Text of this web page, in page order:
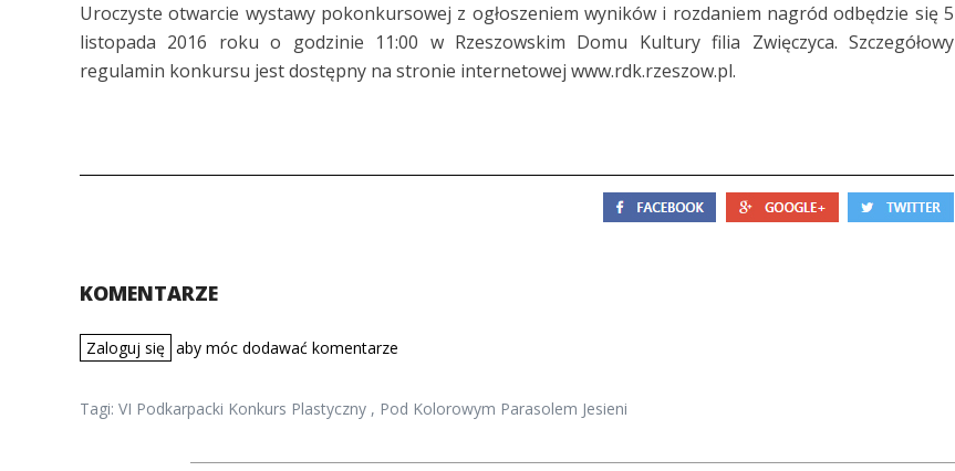
Uroczyste otwarcie wystawy pokonkursowej z ogłoszeniem wyników i rozdaniem nagród odbędzie się 5
listopada 2016 roku o godzinie 11:00 w Rzeszowskim Domu Kultury filia Zwięczyca. Szczegółowy
regulamin konkursu jest dostępny na stronie internetowej www.rdk.rzeszow.pl.
KOMENTARZE
Zaloguj się aby móc dodawać komentarze
Tagi: VI Podkarpacki Konkurs Plastyczny , Pod Kolorowym Parasolem Jesieni